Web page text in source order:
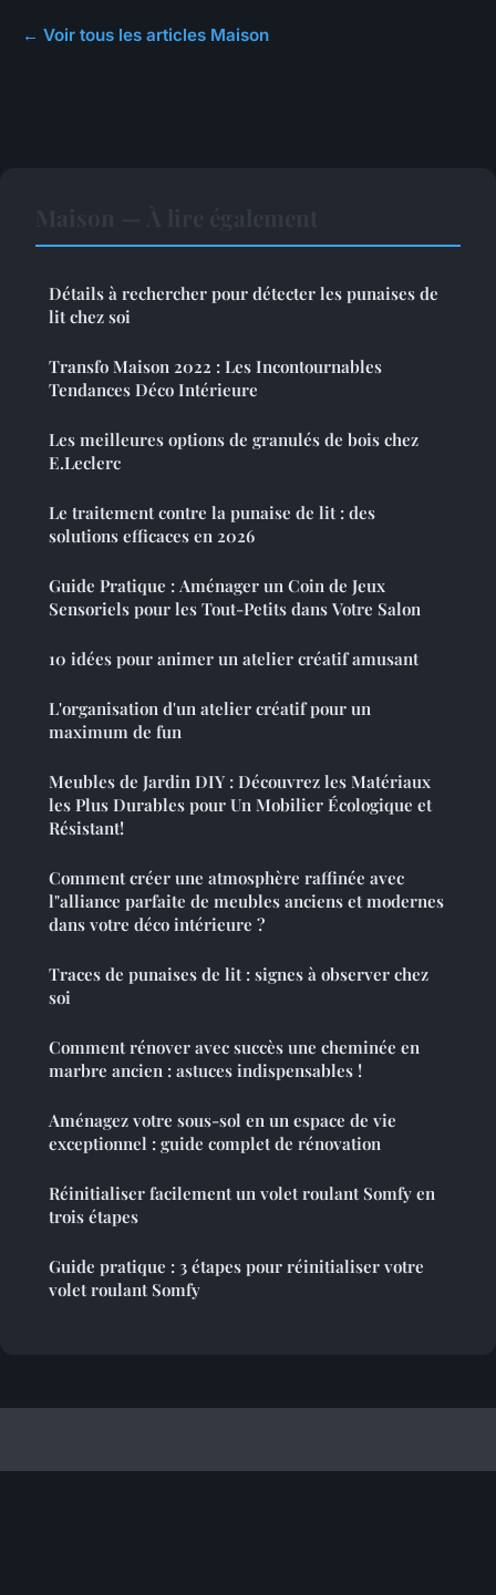
← Voir tous les articles Maison
Détails à rechercher pour détecter les punaises de
lit chez soi
Transfo Maison 2022 : Les Incontournables
Tendances Déco Intérieure
Les meilleures options de granulés de bois chez
E.Leclerc
Le traitement contre la punaise de lit : des
solutions efficaces en 2026
Guide Pratique : Aménager un Coin de Jeux
Sensoriels pour les Tout-Petits dans Votre Salon
10 idées pour animer un atelier créatif amusant
L'organisation d'un atelier créatif pour un
maximum de fun
Meubles de Jardin DIY : Découvrez les Matériaux
les Plus Durables pour Un Mobilier Écologique et
Résistant!
Comment créer une atmosphère raffinée avec
l"alliance parfaite de meubles anciens et modernes
dans votre déco intérieure ?
Traces de punaises de lit : signes à observer chez
soi
Comment rénover avec succès une cheminée en
marbre ancien : astuces indispensables !
Aménagez votre sous-sol en un espace de vie
exceptionnel : guide complet de rénovation
Réinitialiser facilement un volet roulant Somfy en
trois étapes
Guide pratique : 3 étapes pour réinitialiser votre
volet roulant Somfy
Decoetcreativite